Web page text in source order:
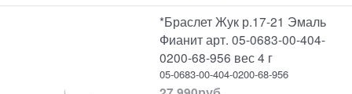
*Браслет Жук р.17-21 Эмаль
Фианит арт. 05-0683-00-404-
0200-68-956 вес 4 г
05-0683-00-404-0200-68-956